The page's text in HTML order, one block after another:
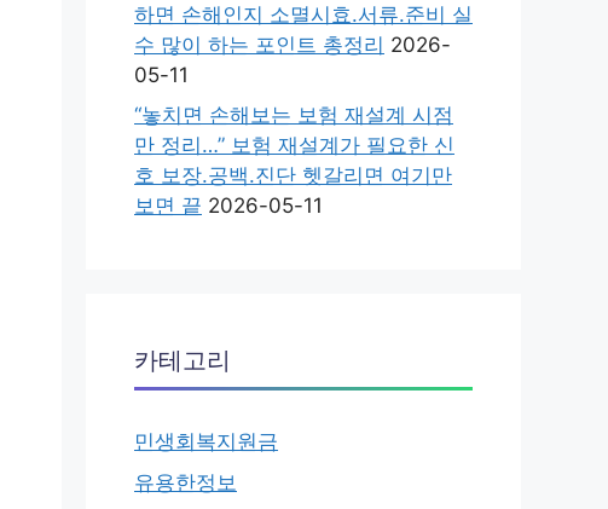
하면 손해인지 소멸시효.서류.준비 실
수 많이 하는 포인트 총정리 2026-
05-11
“놓치면 손해보는 보험 재설계 시점
만 정리…” 보험 재설계가 필요한 신
호 보장.공백.진단 헷갈리면 여기만
보면 끝 2026-05-11
카테고리
민생회복지원금
유용한정보